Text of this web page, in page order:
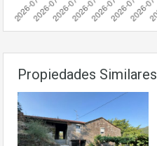
Propiedades Similares